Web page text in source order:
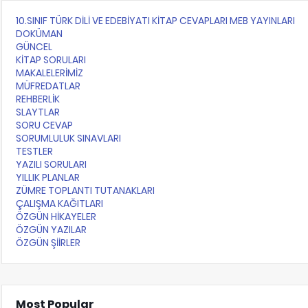
10.SINIF TÜRK DİLİ VE EDEBİYATI KİTAP CEVAPLARI MEB YAYINLARI
DOKÜMAN
GÜNCEL
KİTAP SORULARI
MAKALELERİMİZ
MÜFREDATLAR
REHBERLİK
SLAYTLAR
SORU CEVAP
SORUMLULUK SINAVLARI
TESTLER
YAZILI SORULARI
YILLIK PLANLAR
ZÜMRE TOPLANTI TUTANAKLARI
ÇALIŞMA KAĞITLARI
ÖZGÜN HİKAYELER
ÖZGÜN YAZILAR
ÖZGÜN ŞİİRLER
Most Popular